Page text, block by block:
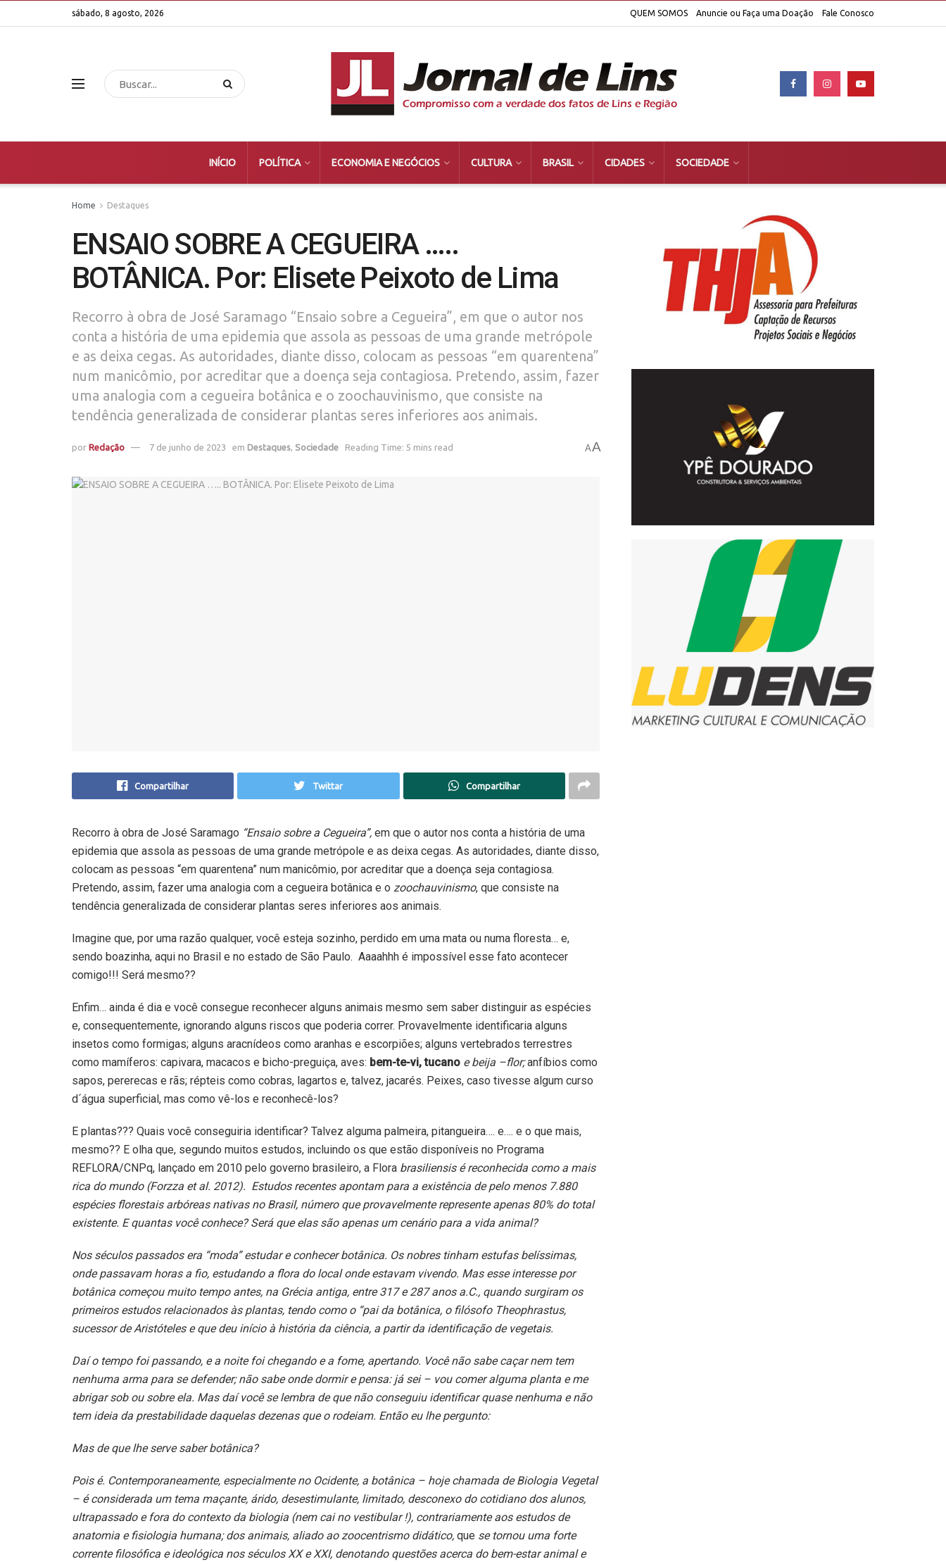
sábado, 8 agosto, 2026 QUEM SOMOS Anuncie ou Faça uma Doação Fale Conosco
INÍCIO POLÍTICA ECONOMIA E NEGÓCIOS CULTURA BRASIL CIDADES SOCIEDADE
Home Destaques
ENSAIO SOBRE A CEGUEIRA …..
BOTÂNICA. Por: Elisete Peixoto de Lima
Recorro à obra de José Saramago “Ensaio sobre a Cegueira”, em que o autor nos
conta a história de uma epidemia que assola as pessoas de uma grande metrópole
e as deixa cegas. As autoridades, diante disso, colocam as pessoas “em quarentena”
num manicômio, por acreditar que a doença seja contagiosa. Pretendo, assim, fazer
uma analogia com a cegueira botânica e o zoochauvinismo, que consiste na
tendência generalizada de considerar plantas seres inferiores aos animais.
por Redação 7 de junho de 2023 em Destaques, Sociedade Reading Time: 5 mins read AA
Compartilhar Twittar Compartilhar
Recorro à obra de José Saramago “Ensaio sobre a Cegueira”, em que o autor nos conta a história de uma
epidemia que assola as pessoas de uma grande metrópole e as deixa cegas. As autoridades, diante disso,
colocam as pessoas “em quarentena” num manicômio, por acreditar que a doença seja contagiosa.
Pretendo, assim, fazer uma analogia com a cegueira botânica e o zoochauvinismo, que consiste na
tendência generalizada de considerar plantas seres inferiores aos animais.
Imagine que, por uma razão qualquer, você esteja sozinho, perdido em uma mata ou numa floresta… e,
sendo boazinha, aqui no Brasil e no estado de São Paulo. Aaaahhh é impossível esse fato acontecer
comigo!!! Será mesmo??
Enfim… ainda é dia e você consegue reconhecer alguns animais mesmo sem saber distinguir as espécies
e, consequentemente, ignorando alguns riscos que poderia correr. Provavelmente identificaria alguns
insetos como formigas; alguns aracnídeos como aranhas e escorpiões; alguns vertebrados terrestres
como mamíferos: capivara, macacos e bicho-preguiça, aves: bem-te-vi, tucano e beija –flor;anfíbios como
sapos, pererecas e rãs; répteis como cobras, lagartos e, talvez, jacarés. Peixes, caso tivesse algum curso
d´água superficial, mas como vê-los e reconhecê-los?
E plantas??? Quais você conseguiria identificar? Talvez alguma palmeira, pitangueira…. e…. e o que mais,
mesmo?? E olha que, segundo muitos estudos, incluindo os que estão disponíveis no Programa
REFLORA/CNPq, lançado em 2010 pelo governo brasileiro, a Flora brasiliensis é reconhecida como a mais
rica do mundo (Forzza et al. 2012). Estudos recentes apontam para a existência de pelo menos 7.880
espécies florestais arbóreas nativas no Brasil, número que provavelmente represente apenas 80% do total
existente. E quantas você conhece? Será que elas são apenas um cenário para a vida animal?
Nos séculos passados era “moda” estudar e conhecer botânica. Os nobres tinham estufas belíssimas,
onde passavam horas a fio, estudando a flora do local onde estavam vivendo. Mas esse interesse por
botânica começou muito tempo antes, na Grécia antiga, entre 317 e 287 anos a.C., quando surgiram os
primeiros estudos relacionados às plantas, tendo como o “pai da botânica, o filósofo Theophrastus,
sucessor de Aristóteles e que deu início à história da ciência, a partir da identificação de vegetais.
Daí o tempo foi passando, e a noite foi chegando e a fome, apertando. Você não sabe caçar nem tem
nenhuma arma para se defender; não sabe onde dormir e pensa: já sei – vou comer alguma planta e me
abrigar sob ou sobre ela. Mas daí você se lembra de que não conseguiu identificar quase nenhuma e não
tem ideia da prestabilidade daquelas dezenas que o rodeiam. Então eu lhe pergunto:
Mas de que lhe serve saber botânica?
Pois é. Contemporaneamente, especialmente no Ocidente, a botânica – hoje chamada de Biologia Vegetal
– é considerada um tema maçante, árido, desestimulante, limitado, desconexo do cotidiano dos alunos,
ultrapassado e fora do contexto da biologia (nem cai no vestibular !), contrariamente aos estudos de
anatomia e fisiologia humana; dos animais, aliado ao zoocentrismo didático, que se tornou uma forte
corrente filosófica e ideológica nos séculos XX e XXI, denotando questões acerca do bem-estar animal e